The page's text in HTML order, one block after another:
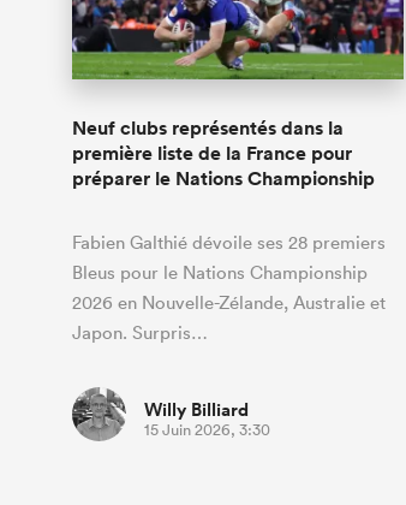
Neuf clubs représentés dans la
première liste de la France pour
préparer le Nations Championship
Fabien Galthié dévoile ses 28 premiers
Bleus pour le Nations Championship
2026 en Nouvelle-Zélande, Australie et
Japon. Surpris…
Willy Billiard
15 Juin 2026, 3:30